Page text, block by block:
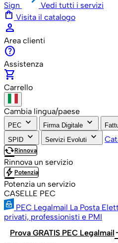
Sign Vedi tutti i servizi
shopping_bag Visita il catalogo
person
Area clienti
help
Assistenza
shopping_cart
Carrello
Cambia lingua/paese
PEC keyboard_arrow_down Firma Digitale keyboard_arrow_down
SPID keyboard_arrow_down Servizi Evoluti keyboard_arrow_down
cachedRinnova
Rinnova un servizio
bolt Potenzia
Potenzia un servizio
CASELLE PEC
PEC Legalmail La Posta
privati, professionisti e PMI
Prova GRATIS PEC Legalmail